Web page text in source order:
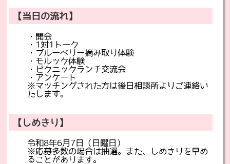
【当日の流れ】
・開会
・1対1トーク
・ブルーベリー摘み取り体験
・モルック体験
・ピクニックランチ交流会
・アンケート
※マッチングされた方は後日相談所よりご連絡い
たします。
【しめきり】
令和8年6月7日（日曜日）
※応募多数の場合は抽選。また、しめきりを早め
ることがあります。